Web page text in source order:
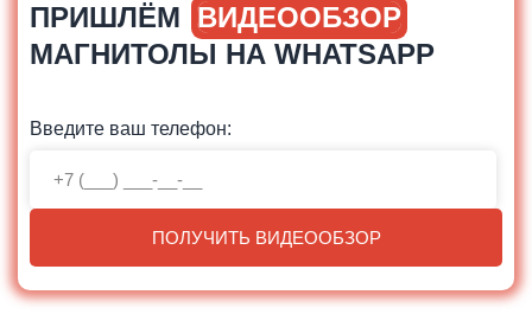
ПРИШЛЁМ ВИДЕООБЗОР
МАГНИТОЛЫ НА WHATSAPP
Введите ваш телефон:
ПОЛУЧИТЬ ВИДЕООБЗОР